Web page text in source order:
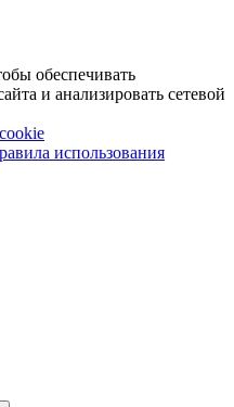
обеспечивать
и анализировать сетевой
использования